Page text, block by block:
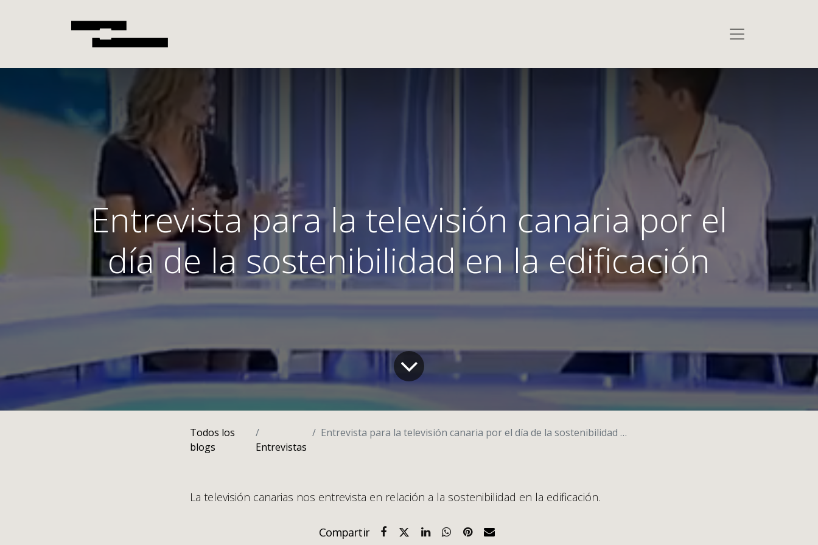
Entrevista para la televisión canaria por el
día de la sostenibilidad en la edificación
Todos los
blogs
Entrevistas
Entrevista para la televisión canaria por el día de la sostenibilidad en la edificación
La televisión canarias nos entrevista en relación a la sostenibilidad en la edificación.
Compartir